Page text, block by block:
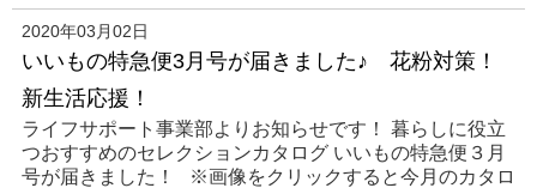
2020年03月02日
いいもの特急便3月号が届きました♪ 花粉対策！
新生活応援！
ライフサポート事業部よりお知らせです！ 暮らしに役立
つおすすめのセレクションカタログ いいもの特急便３月
号が届きました！ ※画像をクリックすると今月のカタロ